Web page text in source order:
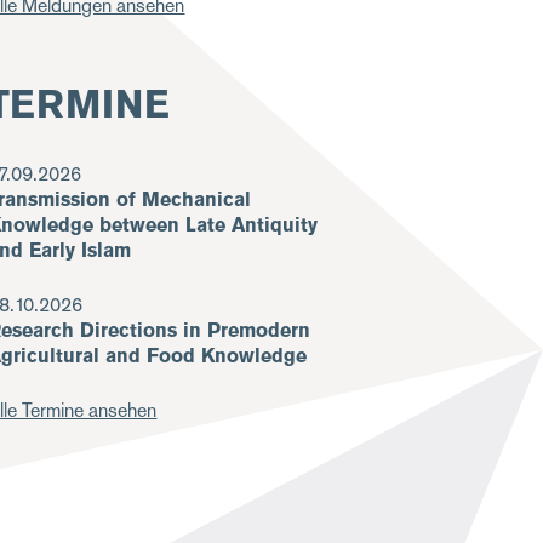
of Mechanical
between Late Antiquity
Early Islam
Directions in Premodern
and Food Knowledge
Termine ansehen